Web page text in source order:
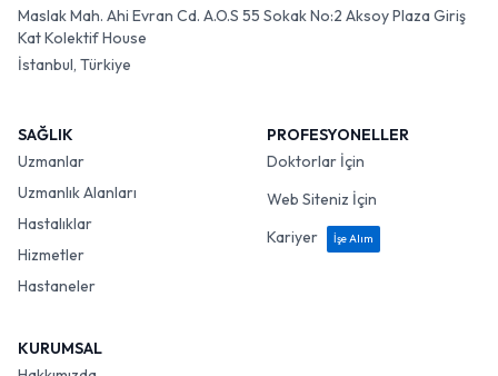
Maslak Mah. Ahi Evran Cd. A.O.S 55 Sokak No:2 Aksoy Plaza Giriş
Kat Kolektif House
İstanbul, Türkiye
SAĞLIK
Uzmanlar
Uzmanlık Alanları
Hastalıklar
Hizmetler
Hastaneler
PROFESYONELLER
Doktorlar İçin
Web Siteniz İçin
Kariyer
İşe Alım
KURUMSAL